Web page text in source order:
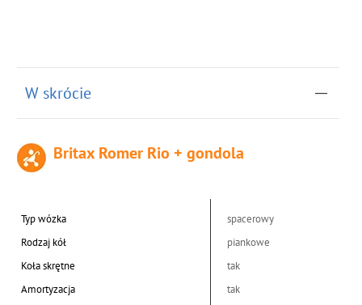
W skrócie
Britax Romer Rio + gondola
Typ wózka
spacerowy
Rodzaj kół
piankowe
Koła skrętne
tak
Amortyzacja
tak